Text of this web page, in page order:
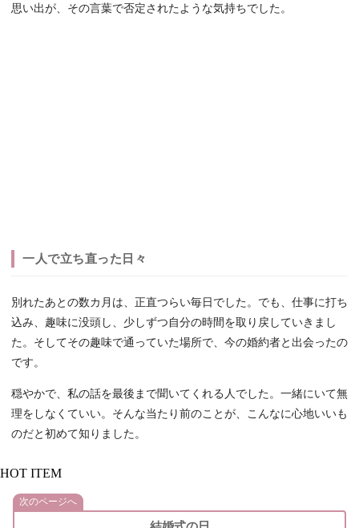
思い出が、その言葉で否定されたような気持ちでした。
一人で立ち直った日々
別れたあとの数カ月は、正直つらい毎日でした。でも、仕事に打ち
込み、趣味に没頭し、少しずつ自分の時間を取り戻していきまし
た。そしてその趣味で通っていた場所で、今の婚約者と出会ったの
です。
穏やかで、私の話を最後まで聞いてくれる人でした。一緒にいて無
理をしなくていい。そんな当たり前のことが、こんなに心地いいも
のだと初めて知りました。
HOT ITEM
次のページへ